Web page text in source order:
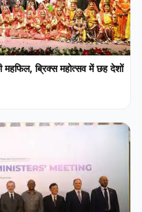
ब्रिक्स महोत्सव में छह देशों